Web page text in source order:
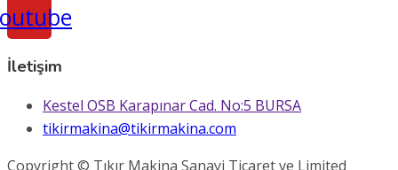
İletişim
Kestel OSB Karapınar Cad. No:5 BURSA
tikirmakina@tikirmakina.com
Copyright © Tıkır Makina Sanayi Ticaret ve Limited